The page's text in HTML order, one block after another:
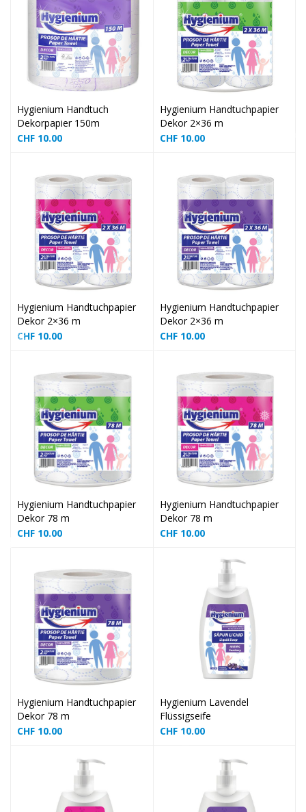
Hygienium Handtuch
Dekorpapier 150m
CHF 10.00
Hygienium Handtuchpapier
Dekor 2×36 m
CHF10.00
Hygienium Handtuchpapier
Dekor 2×36 m
CHF 10.00
Hygienium Handtuchpapier
Dekor 2×36 m
CHF10.00
Hygienium Handtuchpapier
Dekor 78 m
CHF 10.00
Hygienium Handtuchpapier
Dekor 78 m
CHF10.00
Hygienium Handtuchpapier
Dekor 78 m
CHF 10.00
Hygienium Lavendel
Flüssigseife
CHF10.00
❅
❅
❅
❅
❅